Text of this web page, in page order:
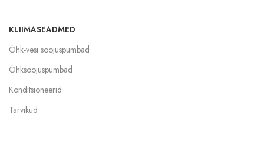
KLIIMASEADMED
Õhk-vesi soojuspumbad
Õhksoojuspumbad
Konditsioneerid
Tarvikud